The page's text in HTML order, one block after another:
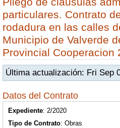
particulares. Contrato
rodadura en las calles
Municipio de Valverde
Provincial Cooperacion
Última actualización: Fri Sep
Datos del Contrato
Expediente: 2/2020
Tipo de Contrato: Obras